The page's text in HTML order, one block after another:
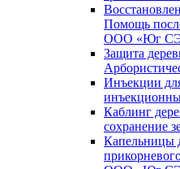
Помощь
ООО «Юг
Защита
Инъекции
Каблинг
сохранение
Капельницы